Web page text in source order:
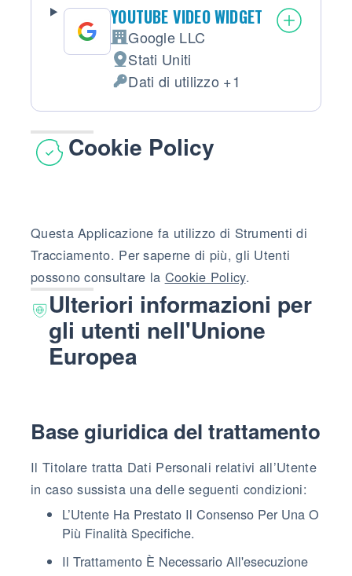
YOUTUBE VIDEO WIDGET
Azienda:
Google LLC
Luogo del trattamento:
Stati Uniti
Dati Personali trattati:
Dati di utilizzo +1
Cookie Policy
Questa Applicazione fa utilizzo di Strumenti di
Tracciamento. Per saperne di più, gli Utenti
possono consultare la Cookie Policy.
Ulteriori informazioni per
gli utenti nell'Unione
Europea
Base giuridica del trattamento
Il Titolare tratta Dati Personali relativi all’Utente
in caso sussista una delle seguenti condizioni:
L’Utente Ha Prestato Il Consenso Per Una O
Più Finalità Specifiche.
Il Trattamento È Necessario All'esecuzione